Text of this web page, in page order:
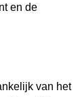
en de
van het